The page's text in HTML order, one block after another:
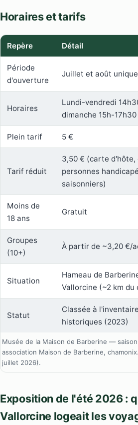
Horaires et tarifs
Musée de la Maison de Barberine —
association Maison de Barberine,
juillet 2026).
Repère Détail
Période
d'ouverture
Juillet et août
Horaires
Lundi-vendredi
dimanche 15h-
Plein tarif 5 €
Tarif réduit
3,50 € (carte d'hôte,
personnes
saisonniers)
Moins de
18 ans
Gratuit
Groupes
(10+)
À partir de ~3,20 €/
Situation
Hameau de
Vallorcine (~2 km du
Statut
Classée à
historiques (2023)
Exposition de l'été 2026 :
Vallorcine logeait les